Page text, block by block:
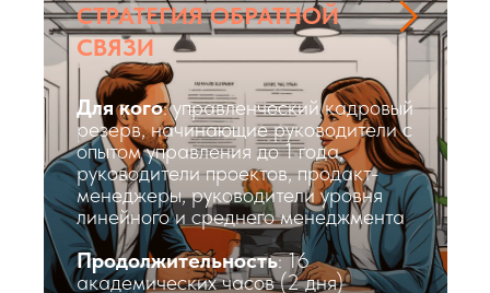
СТРАТЕГИЯ ОБРАТНОЙ
СВЯЗИ
Для кого: управленческий кадровый
резерв, начинающие руководители с
опытом управления до 1 года,
руководители проектов, продакт-
менеджеры, руководители уровня
линейного и среднего менеджмента
Продолжительность: 16
академических часов (2 дня)